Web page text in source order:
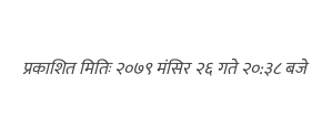
२०७९ मंसिर २६ गते २०:३८